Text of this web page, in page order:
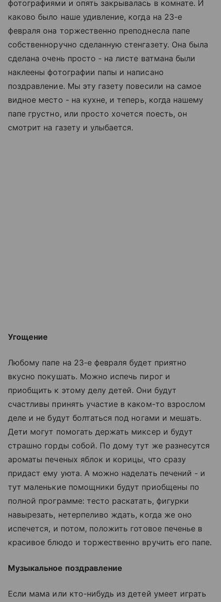
фотографиями и опять закрывалась в комнате. И
каково было наше удивление, когда на 23-е
февраля она торжественно преподнесла папе
собственноручно сделанную стенгазету. Она была
сделана очень просто - на листе ватмана были
наклеены фотографии папы и написано
поздравление. Мы эту газету повесили на самое
видное место - на кухне, и теперь, когда нашему
папе грустно, или просто хочется поесть, он
смотрит на газету и улыбается.
Угощение
Любому папе на 23-е февраля будет приятно
вкусно покушать. Можно испечь пирог и
приобщить к этому делу детей. Они будут
счастливы принять участие в каком-то взрослом
деле и не будут болтаться под ногами и мешать.
Дети могут помогать держать миксер и будут
страшно горды собой. По дому тут же разнесутся
ароматы печеных яблок и корицы, что сразу
придаст ему уюта. А можно наделать печений - и
тут маленькие помощники будут приобщены по
полной программе: тесто раскатать, фигурки
навырезать, нетерпеливо ждать, когда же оно
испечется, и потом, положить готовое печенье в
красивое блюдо и торжественно вручить его папе.
Музыкальное поздравление
Если мама или кто-нибудь из детей умеет играть